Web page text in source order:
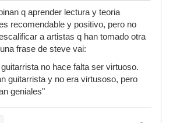
q aprender lectura y teoria
recomendable y positivo, pero no
a artistas q han tomado otra
frase de steve vai:
no hace falta ser virtuoso.
guitarrista y no era virtusoso, pero
geniales"